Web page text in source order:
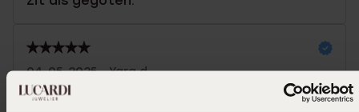
04-05-2025 - Yara d.